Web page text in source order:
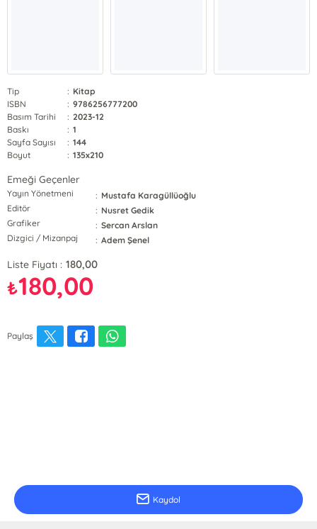
Tip : Kitap
ISBN
: 9786256777200
Basım Tarihi
: 2023-12
Baskı
: 1
Sayfa Sayısı
: 144
Boyut
: 135x210
Emeği Geçenler
Yayın Yönetmeni : Mustafa Karagüllüoğlu
Editör
: Nusret Gedik
Grafiker
: Sercan Arslan
Dizgici / Mizanpaj
: Adem Şenel
Liste Fiyatı : 180,00
₺180,00
Paylaş
Kaydol